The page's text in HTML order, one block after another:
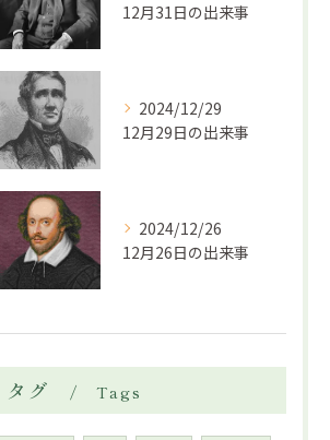
12月31日の出来事
2024/12/29
12月29日の出来事
2024/12/26
12月26日の出来事
タグ Tags